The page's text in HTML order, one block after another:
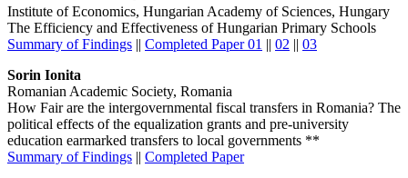
Institute of Economics, Hungarian Academy of Sciences, Hungary
The Efficiency and Effectiveness of Hungarian Primary Schools
Summary of Findings || Completed Paper 01 || 02 || 03
Sorin Ionita
Romanian Academic Society, Romania
How Fair are the intergovernmental fiscal transfers in Romania? The
political effects of the equalization grants and pre-university
education earmarked transfers to local governments **
Summary of Findings || Completed Paper